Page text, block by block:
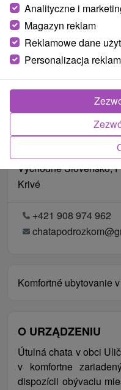
Východné Slovensko,
Krivé
+421 908 974 962
Komfortné ubytovanie
O URZĄDZENIU
Útulná chata v obci
v komfortne
dispozícii obývaciu
Analityczne i
Magazyn reklam
Reklamowe dane
Personalizacja reklam